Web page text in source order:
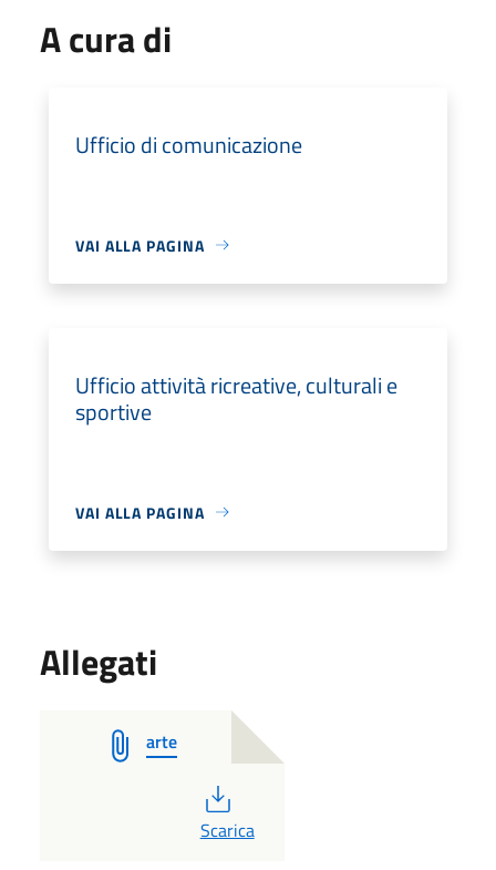
A cura di
Ufficio di comunicazione
VAI ALLA PAGINA
Ufficio attività ricreative, culturali e
sportive
VAI ALLA PAGINA
Allegati
arte
PDF
Scarica